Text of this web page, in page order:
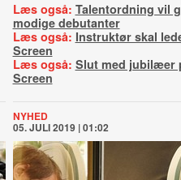
Læs også: Talentordning vil
modige debutanter
Læs også: Instruktør skal
Screen
Læs også: Slut med jubilæer
Screen
NYHED
05. JULI 2019 | 01:02